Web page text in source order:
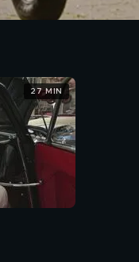
27 MIN